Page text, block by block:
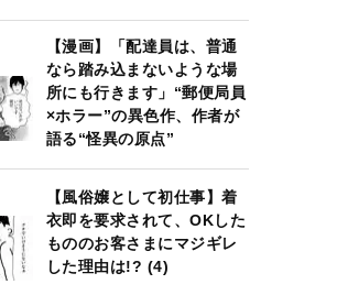
【漫画】「配達員は、普通
なら踏み込まないような場
所にも行きます」“郵便局員
×ホラー”の異色作、作者が
語る“怪異の原点”
【風俗嬢として初仕事】着
衣即を要求されて、OKした
もののお客さまにマジギレ
した理由は!? (4)